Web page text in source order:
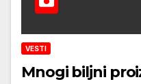
VESTI
Mnogi biljni